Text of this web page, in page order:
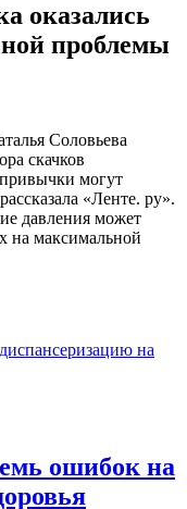
оказались
проблемы
Соловьева
скачков
могут
«Ленте. ру».
давления может
на максимальной
на
ошибок на